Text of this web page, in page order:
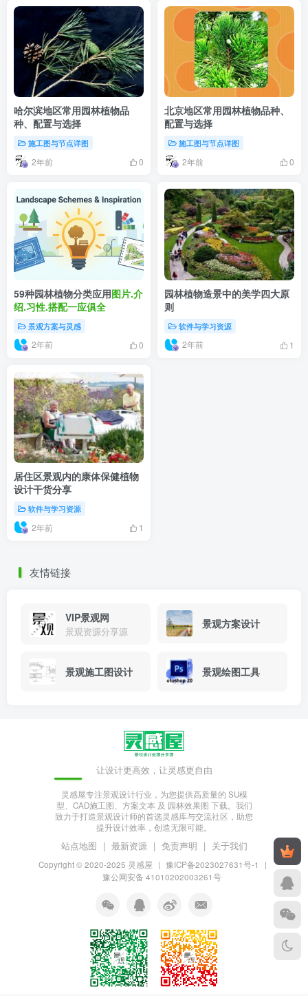
哈尔滨地区常用园林植物品
种、配置与选择
施工图与节点详图
2年前 0
北京地区常用园林植物品种、
配置与选择
施工图与节点详图
2年前 0
59种园林植物分类应用图片.介
绍.习性.搭配一应俱全
景观方案与灵感
2年前 0
园林植物造景中的美学四大原
则
软件与学习资源
2年前 1
居住区景观内的康体保健植物
设计干货分享
软件与学习资源
2年前 1
友情链接
VIP景观网
景观资源分享源
景观方案设计
景观施工图设计 景观绘图工具
让设计更高效，让灵感更自由
灵感屋专注景观设计行业，为您提供高质量的 SU模
型、CAD施工图、方案文本 及 园林效果图 下载。我们
致力于打造景观设计师的首选灵感库与交流社区，助您
提升设计效率，创造无限可能。
站点地图 | 最新资源 | 免责声明 | 关于我们
Copyright © 2020-2025 灵感屋 | 豫ICP备2023027631号-1
|
豫公网安备 41010202003261号